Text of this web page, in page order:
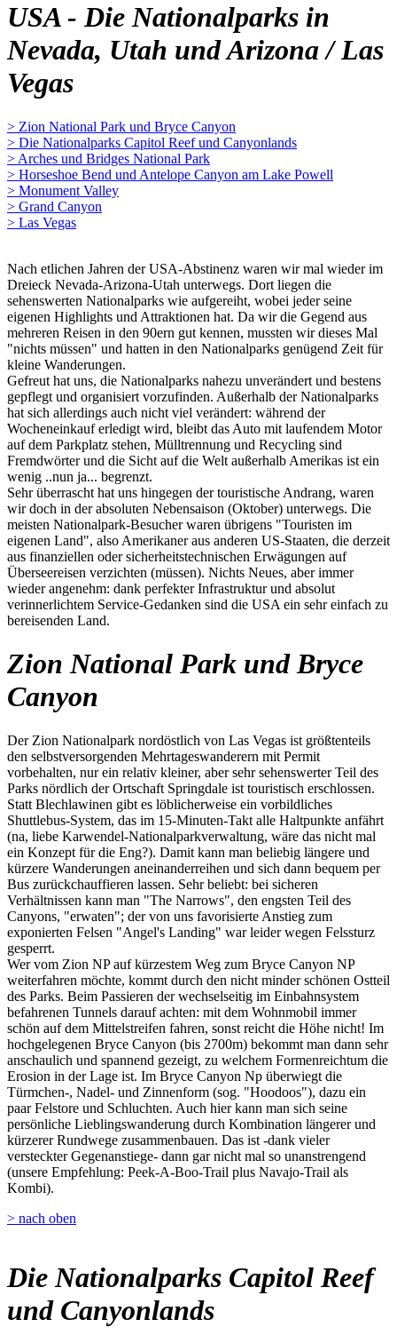
USA - Die Nationalparks in
Nevada, Utah und Arizona / Las
Vegas
> Zion National Park und Bryce Canyon
> Die Nationalparks Capitol Reef und Canyonlands
> Arches und Bridges National Park
> Horseshoe Bend und Antelope Canyon am Lake Powell
> Monument Valley
> Grand Canyon
> Las Vegas
Nach etlichen Jahren der USA-Abstinenz waren wir mal wieder im
Dreieck Nevada-Arizona-Utah unterwegs. Dort liegen die
sehenswerten Nationalparks wie aufgereiht, wobei jeder seine
eigenen Highlights und Attraktionen hat. Da wir die Gegend aus
mehreren Reisen in den 90ern gut kennen, mussten wir dieses Mal
"nichts müssen" und hatten in den Nationalparks genügend Zeit für
kleine Wanderungen.
Gefreut hat uns, die Nationalparks nahezu unverändert und bestens
gepflegt und organisiert vorzufinden. Außerhalb der Nationalparks
hat sich allerdings auch nicht viel verändert: während der
Wocheneinkauf erledigt wird, bleibt das Auto mit laufendem Motor
auf dem Parkplatz stehen, Mülltrennung und Recycling sind
Fremdwörter und die Sicht auf die Welt außerhalb Amerikas ist ein
wenig ..nun ja... begrenzt.
Sehr überrascht hat uns hingegen der touristische Andrang, waren
wir doch in der absoluten Nebensaison (Oktober) unterwegs. Die
meisten Nationalpark-Besucher waren übrigens "Touristen im
eigenen Land", also Amerikaner aus anderen US-Staaten, die derzeit
aus finanziellen oder sicherheitstechnischen Erwägungen auf
Überseereisen verzichten (müssen). Nichts Neues, aber immer
wieder angenehm: dank perfekter Infrastruktur und absolut
verinnerlichtem Service-Gedanken sind die USA ein sehr einfach zu
bereisenden Land.
Zion National Park und Bryce
Canyon
Der Zion Nationalpark nordöstlich von Las Vegas ist größtenteils
den selbstversorgenden Mehrtageswanderern mit Permit
vorbehalten, nur ein relativ kleiner, aber sehr sehenswerter Teil des
Parks nördlich der Ortschaft Springdale ist touristisch erschlossen.
Statt Blechlawinen gibt es löblicherweise ein vorbildliches
Shuttlebus-System, das im 15-Minuten-Takt alle Haltpunkte anfährt
(na, liebe Karwendel-Nationalparkverwaltung, wäre das nicht mal
ein Konzept für die Eng?). Damit kann man beliebig längere und
kürzere Wanderungen aneinanderreihen und sich dann bequem per
Bus zurückchauffieren lassen. Sehr beliebt: bei sicheren
Verhältnissen kann man "The Narrows", den engsten Teil des
Canyons, "erwaten"; der von uns favorisierte Anstieg zum
exponierten Felsen "Angel's Landing" war leider wegen Felssturz
gesperrt.
Wer vom Zion NP auf kürzestem Weg zum Bryce Canyon NP
weiterfahren möchte, kommt durch den nicht minder schönen Ostteil
des Parks. Beim Passieren der wechselseitig im Einbahnsystem
befahrenen Tunnels darauf achten: mit dem Wohnmobil immer
schön auf dem Mittelstreifen fahren, sonst reicht die Höhe nicht! Im
hochgelegenen Bryce Canyon (bis 2700m) bekommt man dann sehr
anschaulich und spannend gezeigt, zu welchem Formenreichtum die
Erosion in der Lage ist. Im Bryce Canyon Np überwiegt die
Türmchen-, Nadel- und Zinnenform (sog. "Hoodoos"), dazu ein
paar Felstore und Schluchten. Auch hier kann man sich seine
persönliche Lieblingswanderung durch Kombination längerer und
kürzerer Rundwege zusammenbauen. Das ist -dank vieler
versteckter Gegenanstiege- dann gar nicht mal so unanstrengend
(unsere Empfehlung: Peek-A-Boo-Trail plus Navajo-Trail als
Kombi).
> nach oben
Die Nationalparks Capitol Reef
und Canyonlands